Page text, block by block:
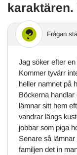
Frågan
Jag söker efter
Kommer tyvärr
heller namnet på
Böckerna
lämnar sitt hem
vandrar längs
jobbar som piga
Senare så
familjen det in